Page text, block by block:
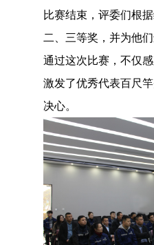
比赛结束，评委们根
二、三等奖，并为他
通过这次比赛，不仅
激发了优秀代表百尺
决心。